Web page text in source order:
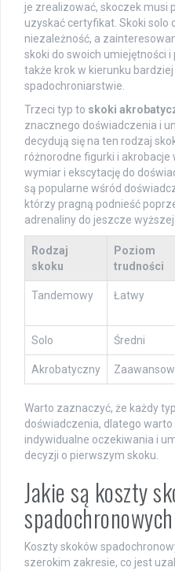
je zrealizować, skoczek musi
uzyskać certyfikat. Skoki solo
niezależność, a
skoki do swoich umiejętności
także krok w kierunku
spadochroniarstwie.
Trzeci typ to skoki
znacznego doświadczenia i
decydują się na ten rodzaj
różnorodne figurki i
wymiar i ekscytację do
są popularne wśród
którzy pragną podnieść
adrenaliny do jeszcze wyższej
Rodzaj
skoku
Poziom
trudności
Tandemowy Łatwy
Solo Średni
Akrobatyczny
Warto zaznaczyć, że każdy
doświadczenia, dlatego warto
indywidualne oczekiwania i
decyzji o pierwszym skoku.
Jakie są koszty
Koszty skoków
szerokim zakresie, co jest